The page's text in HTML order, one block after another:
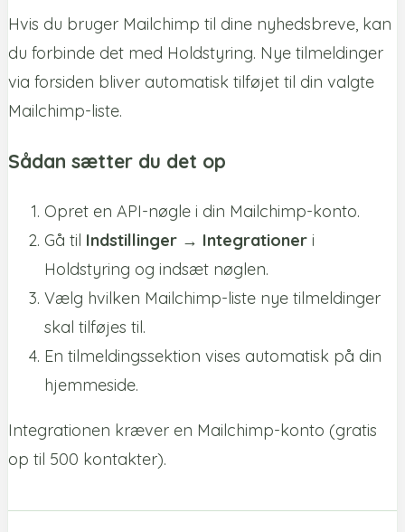
Hvis du bruger Mailchimp til dine nyhedsbreve, kan
du forbinde det med Holdstyring. Nye tilmeldinger
via forsiden bliver automatisk tilføjet til din valgte
Mailchimp-liste.
Sådan sætter du det op
Opret en API-nøgle i din Mailchimp-konto.
Gå til Indstillinger → Integrationer i
Holdstyring og indsæt nøglen.
Vælg hvilken Mailchimp-liste nye tilmeldinger
skal tilføjes til.
En tilmeldingssektion vises automatisk på din
hjemmeside.
Integrationen kræver en Mailchimp-konto (gratis
op til 500 kontakter).